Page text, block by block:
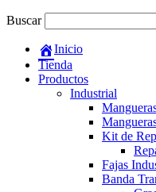
Buscar
Inicio
Tienda
Productos
Industrial
Kit de
Fajas
Banda